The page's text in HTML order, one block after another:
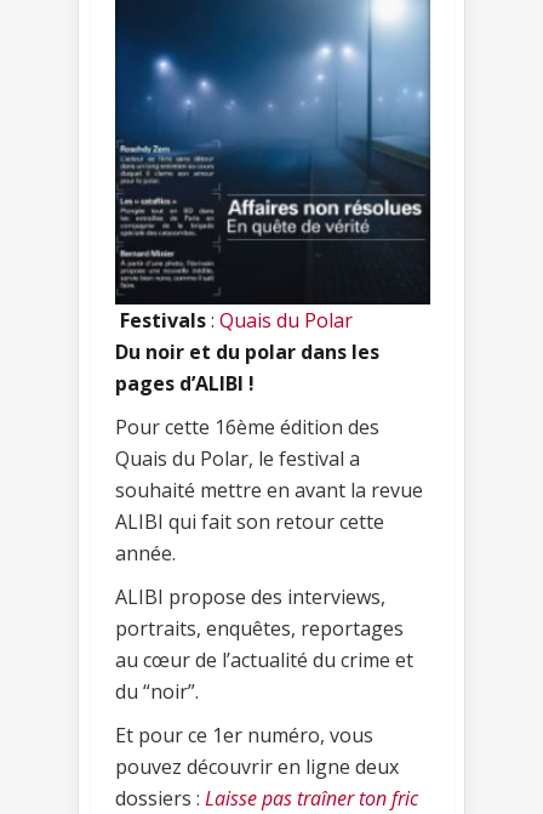
Festivals: Quais du Polar
Du noir et du polar dans les
pages d’ALIBI !
Pour cette 16ème édition des
Quais du Polar, le festival a
souhaité mettre en avant la revue
ALIBI qui fait son retour cette
année.
ALIBI propose des interviews,
portraits, enquêtes, reportages
au cœur de l’actualité du crime et
du “noir”.
Et pour ce 1er numéro, vous
pouvez découvrir en ligne deux
dossiers : Laisse pas traîner ton fric